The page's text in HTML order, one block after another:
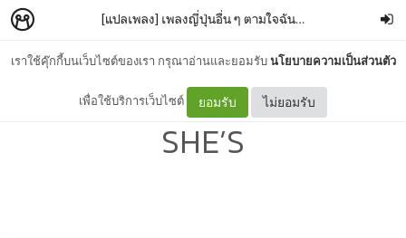
เราใช้คุ๊กกี้บนเว็บไซต์ของเรา กรุณาอ่านและยอมรับนโยบายความเป็นส่วนตัว
เพื่อใช้บริการเว็บไซต์ ยอมรับ ไม่ยอมรับ
[แปลเพลง] เพลงญี่ปุ่นอื่น ๆ ตามใจฉัน
– 15thofoctober
追い風 (oi kaze; tailwind) -
SHE’S